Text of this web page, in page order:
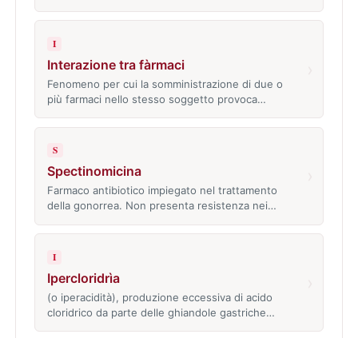
I
Interazione tra fàrmaci
Fenomeno per cui la somministrazione di due o
più farmaci nello stesso soggetto provoca…
S
Spectinomicina
Farmaco antibiotico impiegato nel trattamento
della gonorrea. Non presenta resistenza nei…
I
Ipercloridrìa
(o iperacidità), produzione eccessiva di acido
cloridrico da parte delle ghiandole gastriche…